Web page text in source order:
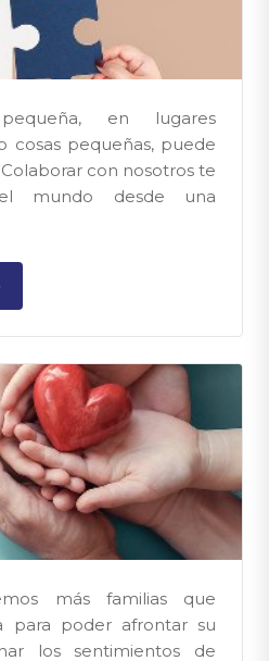
en lugares
cosas pequeñas, puede
con nosotros te
mundo desde una
más familias que
para poder afrontar su
los sentimientos de